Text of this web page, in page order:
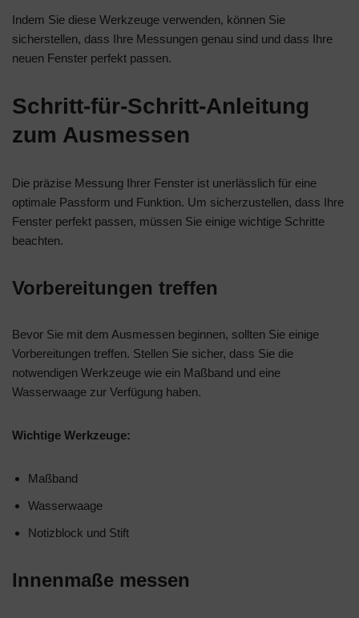
Indem Sie diese Werkzeuge verwenden, können Sie
sicherstellen, dass Ihre Messungen genau sind und dass Ihre
neuen Fenster perfekt passen.
Schritt-für-Schritt-Anleitung
zum Ausmessen
Die präzise Messung Ihrer Fenster ist unerlässlich für eine
optimale Passform und Funktion. Um sicherzustellen, dass Ihre
Fenster perfekt passen, müssen Sie einige wichtige Schritte
beachten.
Vorbereitungen treffen
Bevor Sie mit dem Ausmessen beginnen, sollten Sie einige
Vorbereitungen treffen. Stellen Sie sicher, dass Sie die
notwendigen Werkzeuge wie ein Maßband und eine
Wasserwaage zur Verfügung haben.
Wichtige Werkzeuge:
Maßband
Wasserwaage
Notizblock und Stift
Innenmaße messen